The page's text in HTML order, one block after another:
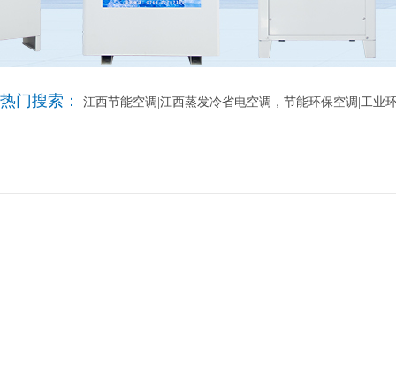
热门搜索： 江西节能空调|江西蒸发冷省电空调，节能环保空调|工业